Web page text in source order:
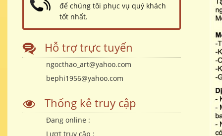
để chúng tôi phục vụ quý khách
tốt nhất.
Hỗ trợ trực tuyến
ngocthao_art@yahoo.com
bephi1956@yahoo.com
Thống kê truy cập
Đang online :
Lượt truy cập :